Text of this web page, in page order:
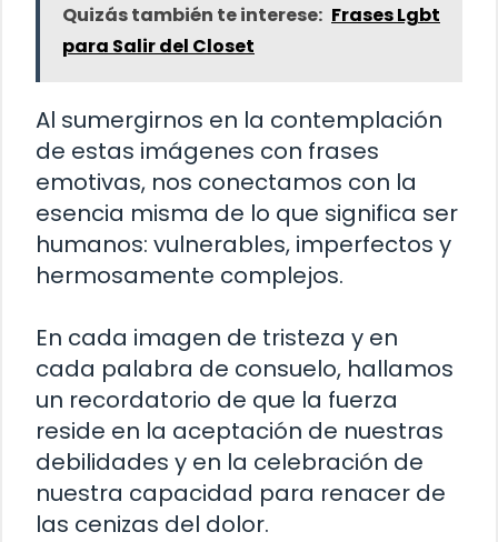
Quizás también te interese: Frases Lgbt
para Salir del Closet
Al sumergirnos en la contemplación
de estas imágenes con frases
emotivas, nos conectamos con la
esencia misma de lo que significa ser
humanos: vulnerables, imperfectos y
hermosamente complejos.
En cada imagen de tristeza y en
cada palabra de consuelo, hallamos
un recordatorio de que la fuerza
reside en la aceptación de nuestras
debilidades y en la celebración de
nuestra capacidad para renacer de
las cenizas del dolor.